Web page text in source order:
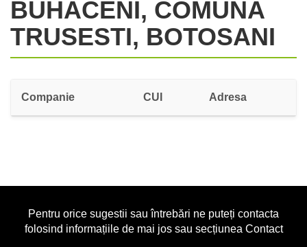
BUHACENI, COMUNA
TRUSESTI, BOTOSANI
Companie CUI Adresa
Pentru orice sugestii sau întrebări ne puteți contacta
folosind informațiile de mai jos sau secțiunea Contact